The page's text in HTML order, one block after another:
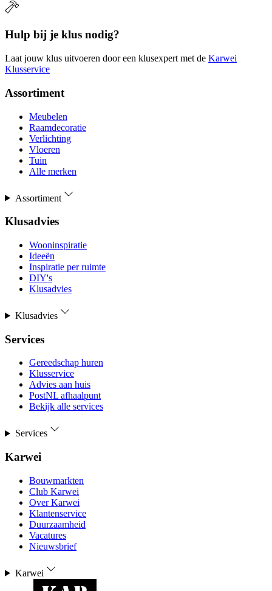
Hulp bij je klus nodig?
Laat jouw klus uitvoeren door een klusexpert met de Karwei
Klusservice
Assortiment
Meubelen
Raamdecoratie
Verlichting
Vloeren
Tuin
Alle merken
Assortiment
Klusadvies
Wooninspiratie
Ideeën
Inspiratie per ruimte
DIY's
Klusadvies
Klusadvies
Services
Gereedschap huren
Klusservice
Advies aan huis
PostNL afhaalpunt
Bekijk alle services
Services
Karwei
Bouwmarkten
Club Karwei
Over Karwei
Klantenservice
Duurzaamheid
Vacatures
Nieuwsbrief
Karwei